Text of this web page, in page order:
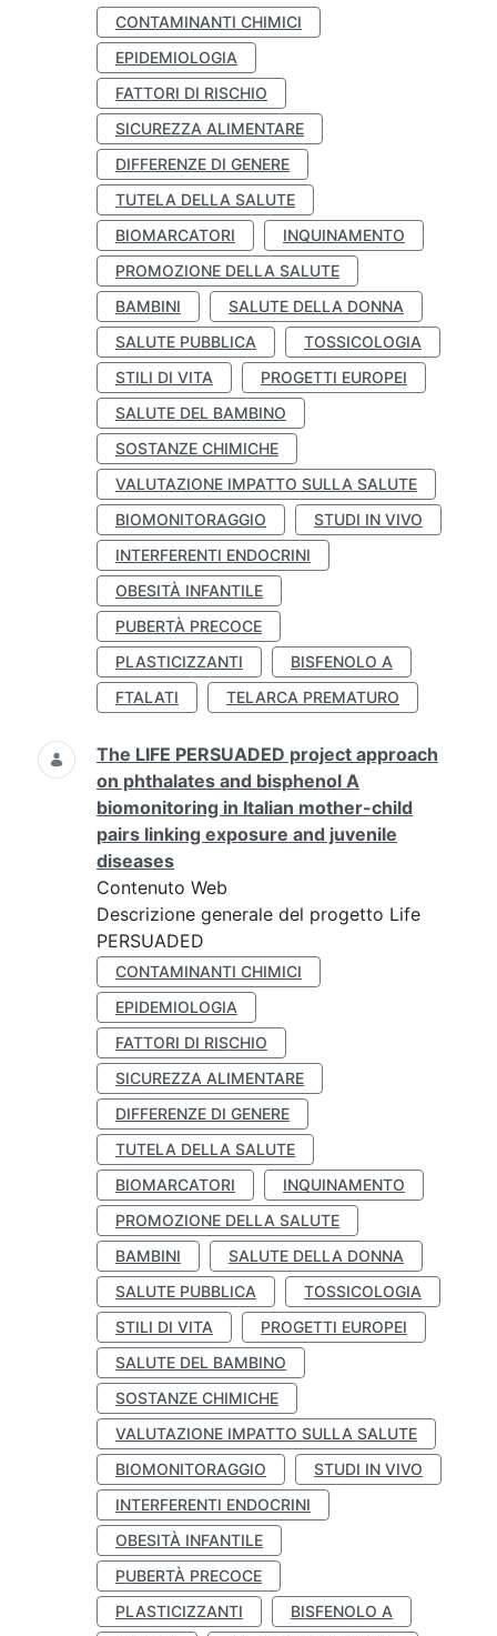
CONTAMINANTI CHIMICI
EPIDEMIOLOGIA
FATTORI DI RISCHIO
SICUREZZA ALIMENTARE
DIFFERENZE DI GENERE
TUTELA DELLA SALUTE
BIOMARCATORI
INQUINAMENTO
PROMOZIONE DELLA SALUTE
BAMBINI
SALUTE DELLA DONNA
SALUTE PUBBLICA
TOSSICOLOGIA
STILI DI VITA
PROGETTI EUROPEI
SALUTE DEL BAMBINO
SOSTANZE CHIMICHE
VALUTAZIONE IMPATTO SULLA SALUTE
BIOMONITORAGGIO
STUDI IN VIVO
INTERFERENTI ENDOCRINI
OBESITÀ INFANTILE
PUBERTÀ PRECOCE
PLASTICIZZANTI
BISFENOLO A
FTALATI
TELARCA PREMATURO
The LIFE PERSUADED project approach
on phthalates and bisphenol A
biomonitoring in Italian mother-child
pairs linking exposure and juvenile
diseases
Contenuto Web
Descrizione generale del progetto Life
PERSUADED
CONTAMINANTI CHIMICI
EPIDEMIOLOGIA
FATTORI DI RISCHIO
SICUREZZA ALIMENTARE
DIFFERENZE DI GENERE
TUTELA DELLA SALUTE
BIOMARCATORI
INQUINAMENTO
PROMOZIONE DELLA SALUTE
BAMBINI
SALUTE DELLA DONNA
SALUTE PUBBLICA
TOSSICOLOGIA
STILI DI VITA
PROGETTI EUROPEI
SALUTE DEL BAMBINO
SOSTANZE CHIMICHE
VALUTAZIONE IMPATTO SULLA SALUTE
BIOMONITORAGGIO
STUDI IN VIVO
INTERFERENTI ENDOCRINI
OBESITÀ INFANTILE
PUBERTÀ PRECOCE
PLASTICIZZANTI
BISFENOLO A